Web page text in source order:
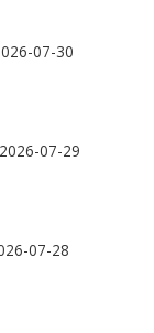
07-30
07-29
07-28